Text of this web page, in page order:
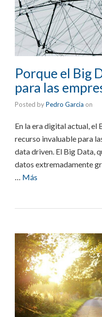
Porque el Big
para las
Posted byPedro Garcia on
En la era digital actual, el
recurso invaluable para
data driven. El Big Data,
datos extremadamente
Más